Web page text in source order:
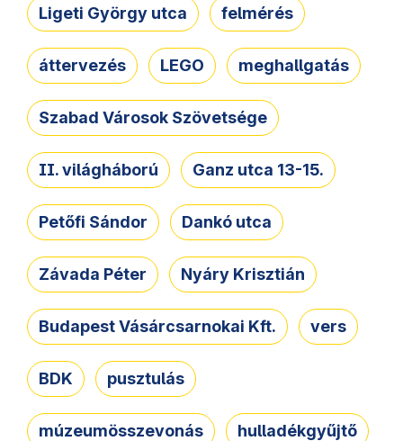
Ligeti György utca felmérés
áttervezés LEGO meghallgatás
Szabad Városok Szövetsége
II. világháború Ganz utca 13-15.
Petőfi Sándor Dankó utca
Závada Péter Nyáry Krisztián
Budapest Vásárcsarnokai Kft. vers
BDK pusztulás
múzeumösszevonás hulladékgyűjtő